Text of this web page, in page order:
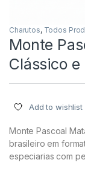
Charutos, Todos
Monte
Clássico
Add to wishlist
Monte Pascoal
brasileiro em
especiarias com